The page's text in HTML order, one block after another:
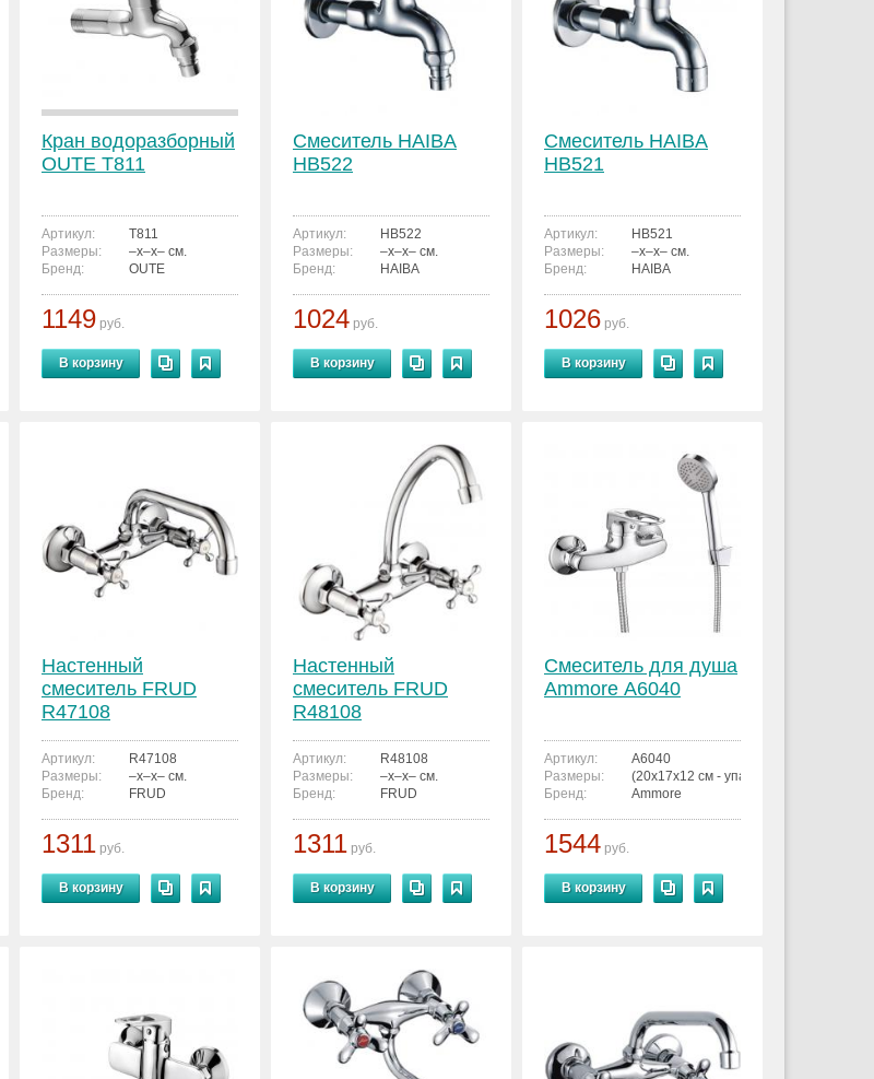
Кран водоразборный
OUTE T811
Артикул:
T811
Размеры:
–x–x– см.
Бренд:
OUTE
1149 руб.
В корзину
Смеситель HAIBA
HB522
Артикул:
HB522
Размеры:
–x–x– см.
Бренд:
HAIBA
1024 руб.
В корзину
Смеситель HAIBA
HB521
Артикул:
HB521
Размеры:
–x–x– см.
Бренд:
HAIBA
1026 руб.
В корзину
Настенный
смеситель FRUD
R47108
Артикул:
R47108
Размеры:
–x–x– см.
Бренд:
FRUD
1311 руб.
В корзину
Настенный
смеситель FRUD
R48108
Артикул:
R48108
Размеры:
–x–x– см.
Бренд:
FRUD
1311 руб.
В корзину
Смеситель для душа
Ammore А6040
Артикул:
А6040
Размеры:
(20x17x12 см - упаковка)
Бренд:
Ammore
1544 руб.
В корзину